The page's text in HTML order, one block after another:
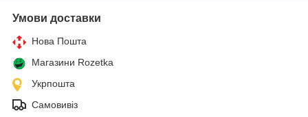
Умови доставки
Нова Пошта
Магазини Rozetka
Укрпошта
Самовивіз